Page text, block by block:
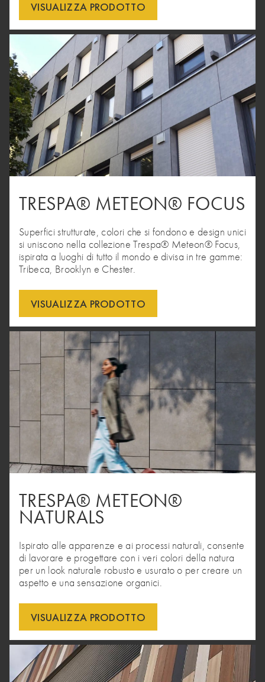
VISUALIZZA PRODOTTO
TRESPA® METEON® FOCUS
Superfici strutturate, colori che si fondono e design unici
si uniscono nella collezione Trespa® Meteon® Focus,
ispirata a luoghi di tutto il mondo e divisa in tre gamme:
Tribeca, Brooklyn e Chester.
VISUALIZZA PRODOTTO
TRESPA® METEON®
NATURALS
Ispirato alle apparenze e ai processi naturali, consente
di lavorare e progettare con i veri colori della natura
per un look naturale robusto e usurato o per creare un
aspetto e una sensazione organici.
VISUALIZZA PRODOTTO